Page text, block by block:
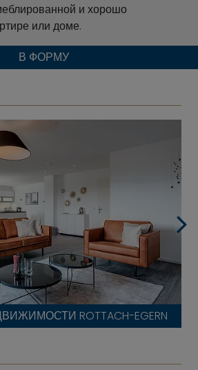
и хорошо
или доме.
В ФОРМУ
ROTTACH-EGERN